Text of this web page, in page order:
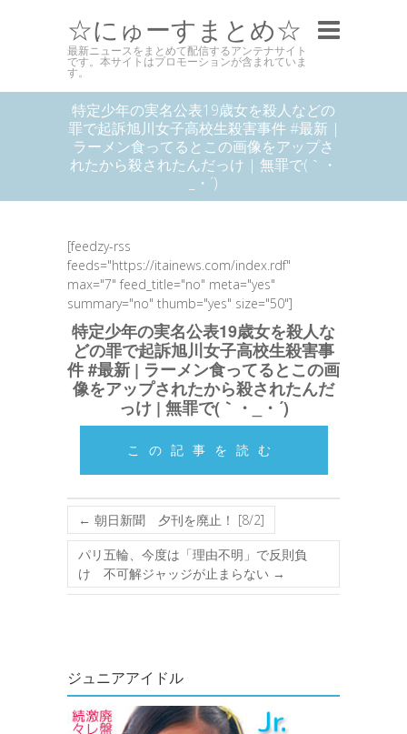
☆にゅーすまとめ☆
最新ニュースをまとめて配信するアンテナサイト
です。本サイトはプロモーションが含まれていま
す。
特定少年の実名公表19歳女を殺人などの
罪で起訴旭川女子高校生殺害事件 #最新 |
ラーメン食ってるとこの画像をアップさ
れたから殺されたんだっけ | 無罪で(｀・
_・´)
[feedzy-rss
feeds="https://itainews.com/index.rdf"
max="7" feed_title="no" meta="yes"
summary="no" thumb="yes" size="50"]
特定少年の実名公表19歳女を殺人な
どの罪で起訴旭川女子高校生殺害事
件 #最新 | ラーメン食ってるとこの画
像をアップされたから殺されたんだ
っけ | 無罪で(｀・_・´)
この記事を読む
← 朝日新聞 夕刊を廃止！ [8/2]
パリ五輪、今度は「理由不明」で反則負
け 不可解ジャッジが止まらない →
ジュニアアイドル